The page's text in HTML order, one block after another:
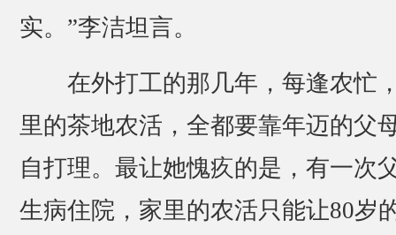
实。”李洁坦言。
在外打工的那几年，每逢农忙
里的茶地农活，全都要靠年迈的父
自打理。最让她愧疚的是，有一次
生病住院，家里的农活只能让80岁